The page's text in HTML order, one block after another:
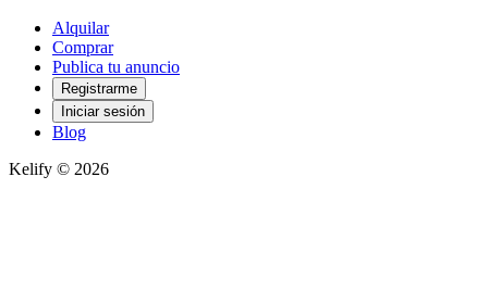
Alquilar
Comprar
Publica tu anuncio
Registrarme
Iniciar sesión
Blog
Kelify © 2026